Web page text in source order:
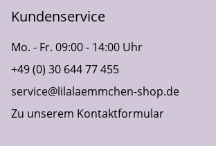
Kundenservice
Mo. - Fr. 09:00 - 14:00 Uhr
+49 (0) 30 644 77 455
service@lilalaemmchen-shop.de
Zu unserem Kontaktformular